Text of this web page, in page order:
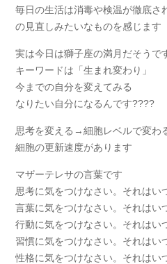
毎日の生活は消毒や検温が徹底さ
の見直しみたいなものを感じます
実は今日は獅子座の満月だそうで
キーワードは「生まれ変わり」
今までの自分を変えてみる
なりたい自分になるんです????
思考を変える→細胞レベルで変わ
細胞の更新速度があります
マザーテレサの言葉です
思考に気をつけなさい。それはい
言葉に気をつけなさい。それはい
行動に気をつけなさい。それはい
習慣に気をつけなさい。それはい
性格に気をつけなさい。それはい